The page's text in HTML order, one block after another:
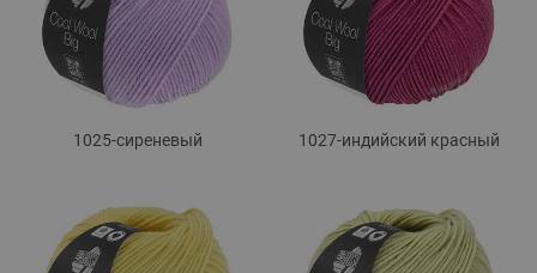
1025-сиреневый 1027-индийский красный